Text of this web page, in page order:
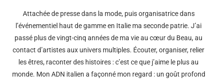
Attachée de presse dans la mode, puis organisatrice dans
l’événementiel haut de gamme en Italie ma seconde patrie. J’ai
passé plus de vingt-cinq années de ma vie au cœur du Beau, au
contact d’artistes aux univers multiples. Écouter, organiser, relier
les êtres, raconter des histoires : c’est ce que j’aime le plus au
monde. Mon ADN italien a façonné mon regard : un goût profond